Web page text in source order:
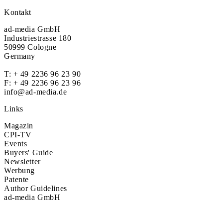
Kontakt
ad-media GmbH
Industriestrasse 180
50999 Cologne
Germany
T: + 49 2236 96 23 90
F: + 49 2236 96 23 96
info@ad-media.de
Links
Magazin
CPI-TV
Events
Buyers' Guide
Newsletter
Werbung
Patente
Author Guidelines
ad-media GmbH